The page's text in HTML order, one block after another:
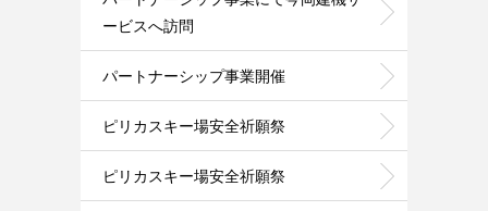
ービスへ訪問
パートナーシップ事業開催
ピリカスキー場安全祈願祭
ピリカスキー場安全祈願祭